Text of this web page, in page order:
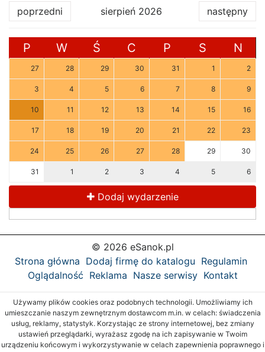
poprzedni sierpień 2026 następny
P W Ś C P S N
27 28 29 30 31 1 2
3 4 5 6 7 8 9
10 11 12 13 14 15 16
17 18 19 20 21 22 23
24 25 26 27 28 29 30
31 1 2 3 4 5 6
Dodaj wydarzenie
© 2026 eSanok.pl
Strona główna Dodaj firmę do katalogu Regulamin
Oglądalność Reklama Nasze serwisy Kontakt
Używamy plików cookies oraz podobnych technologii. Umożliwiamy ich
umieszczanie naszym zewnętrznym dostawcom m.in. w celach: świadczenia
usług, reklamy, statystyk. Korzystając ze strony internetowej, bez zmiany
ustawień przeglądarki, wyrażasz zgodę na ich zapisywanie w Twoim
urządzeniu końcowym i wykorzystywanie w celach zapewnienia poprawnego i